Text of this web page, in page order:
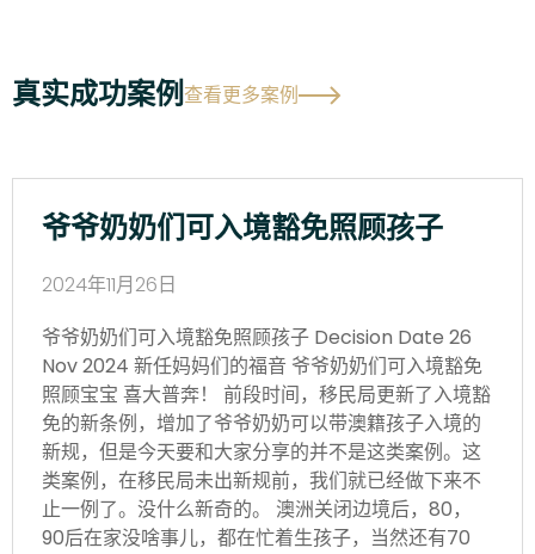
真实成功案例查看更多案例
爷爷奶奶们可入境豁免照顾孩子
2024年11月26日
爷爷奶奶们可入境豁免照顾孩子 Decision Date 26
Nov 2024 新任妈妈们的福音 爷爷奶奶们可入境豁免
照顾宝宝 喜大普奔！ 前段时间，移民局更新了入境豁
免的新条例，增加了爷爷奶奶可以带澳籍孩子入境的
新规，但是今天要和大家分享的并不是这类案例。这
类案例，在移民局未出新规前，我们就已经做下来不
止一例了。没什么新奇的。 澳洲关闭边境后，80，
90后在家没啥事儿，都在忙着生孩子，当然还有70